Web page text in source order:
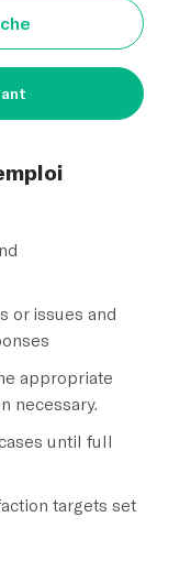
or issues and
appropriate
necessary.
until full
targets set